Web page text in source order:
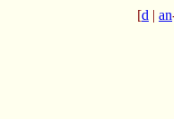
[d | an